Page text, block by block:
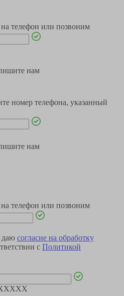
телефон или позвоним
нам
номер телефона, указанный
нам
телефон или позвоним
даю согласие на обработку
с Политикой